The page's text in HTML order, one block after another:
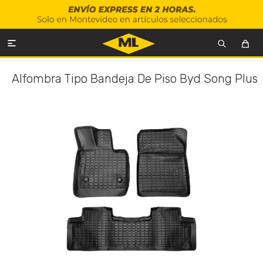

Alfombra Tipo Bandeja De Piso Byd Song Plus